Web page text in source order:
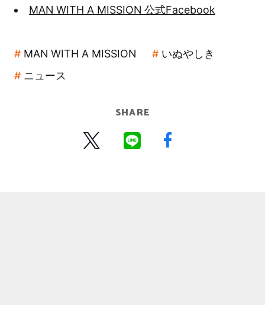
MAN WITH A MISSION 公式Facebook
MAN WITH A MISSION
いぬやしき
ニュース
SHARE